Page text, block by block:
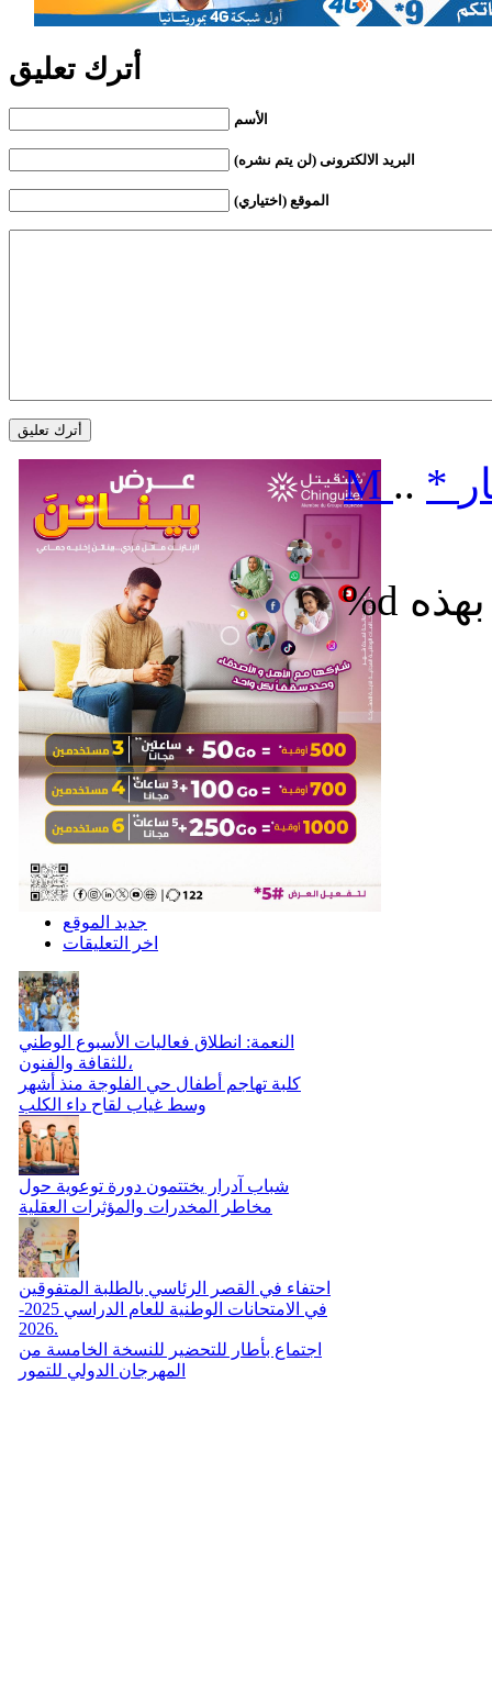
أترك تعليق
الأسم
البريد الالكترونى (لن يتم نشره)
الموقع (اختياري)
جديد الموقع
اخر التعليقات
النعمة: انطلاق فعاليات الأسبوع الوطني
للثقافة والفنون،
كلبة تهاجم أطفال حي الفلوجة منذ أشهر
وسط غياب لقاح داء الكلب
شباب آدرار يختتمون دورة توعوية حول
مخاطر المخدرات والمؤثرات العقلية
احتفاء في القصر الرئاسي بالطلبة المتفوقين
في الامتحانات الوطنية للعام الدراسي 2025-
2026.
اجتماع بأطار للتحضير للنسخة الخامسة من
المهرجان الدولي للتمور
M .. *
%d